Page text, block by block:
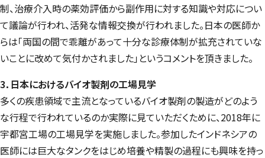
制、治療介入時の薬効評価から副作用に対する知識や対応につい
て議論が行われ、活発な情報交換が行われました。日本の医師か
らは「両国の間で乖離があって十分な診療体制が拡充されていな
いことに改めて気付かされました」というコメントを頂きました。
3．日本におけるバイオ製剤の工場見学
多くの疾患領域で主流となっているバイオ製剤の製造がどのよう
な行程で行われているのか実際に見ていただくために、2018年に
宇都宮工場の工場見学を実施しました。参加したインドネシアの
医師には巨大なタンクをはじめ培養や精製の過程にも興味を持っ